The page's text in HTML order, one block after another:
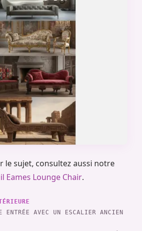
le sujet, consultez aussi notre
Eames Lounge Chair.
ENTRÉE AVEC UN ESCALIER ANCIEN